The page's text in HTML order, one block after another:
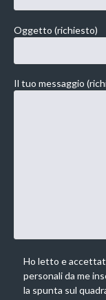
Oggetto (richiesto)
Il tuo messaggio
Ho letto e
personali da me
la spunta sul